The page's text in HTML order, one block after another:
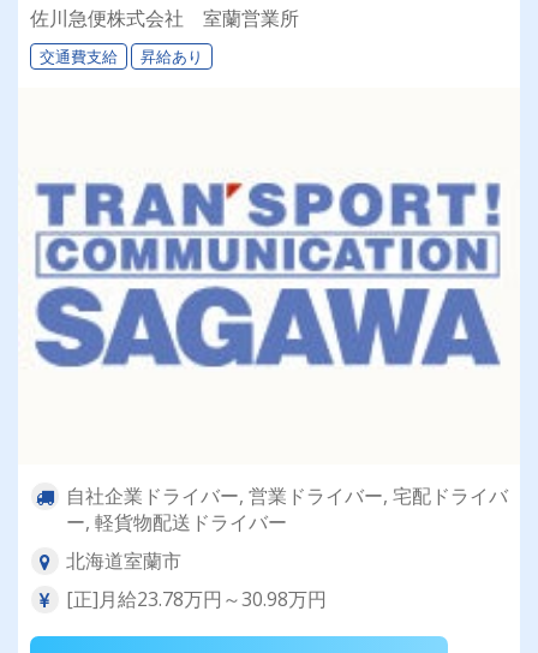
佐川急便株式会社 室蘭営業所
交通費支給 昇給あり
自社企業ドライバー, 営業ドライバー, 宅配ドライバ
ー, 軽貨物配送ドライバー
北海道室蘭市
[正]月給23.78万円～30.98万円